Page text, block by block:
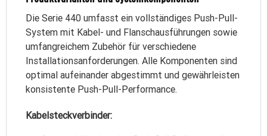
Die Serie 440 umfasst ein vollständiges Push-Pull-
System mit Kabel- und Flanschausführungen sowie
umfangreichem Zubehör für verschiedene
Installationsanforderungen. Alle Komponenten sind
optimal aufeinander abgestimmt und gewährleisten
konsistente Push-Pull-Performance.
Kabelsteckverbinder: